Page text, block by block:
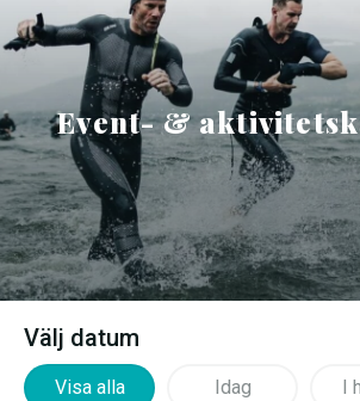
Event- &
Välj datum
Visa alla Idag I